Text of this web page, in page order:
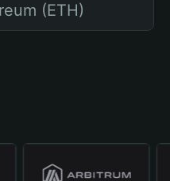
(ETH)